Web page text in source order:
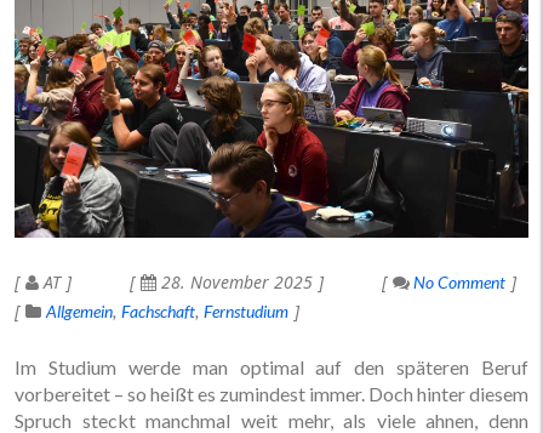
AT 28. November 2025
No Comment
Allgemein Fachschaft Fernstudium
Im Studium werde man optimal auf den späteren Beruf
vorbereitet – so heißt es zumindest immer. Doch hinter diesem
Spruch steckt manchmal weit mehr, als viele ahnen, denn